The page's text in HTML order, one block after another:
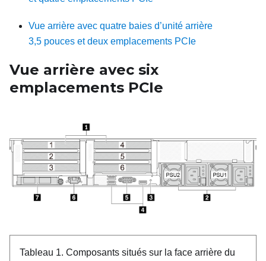
Vue arrière avec quatre baies d’unité arrière
3,5 pouces et deux emplacements PCIe
Vue arrière avec six
emplacements PCIe
Tableau 1. Composants situés sur la face arrière du